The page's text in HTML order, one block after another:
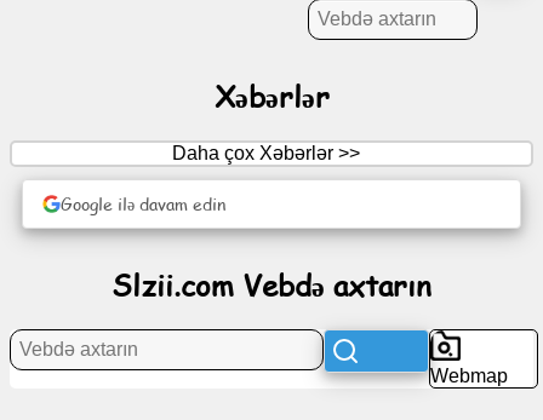
Əyləncə
Xəbərlər
Xəbərlər
Daha çox Xəbərlər >>
Google ilə davam edin
Slzii.com Vebdə axtarın
Webmap